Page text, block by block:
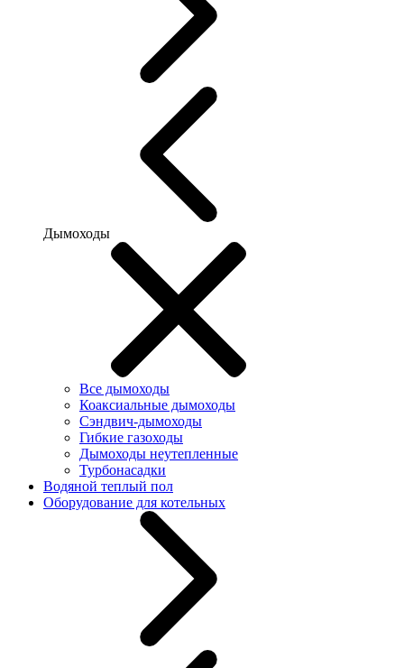
Дымоходы
Все дымоходы
Коаксиальные дымоходы
Сэндвич-дымоходы
Гибкие газоходы
Дымоходы неутепленные
Турбонасадки
Водяной теплый пол
Оборудование для котельных